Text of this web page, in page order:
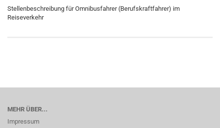
Stellenbeschreibung für Omnibusfahrer (Berufskraftfahrer) im
Reiseverkehr
MEHR ÜBER...
Impressum